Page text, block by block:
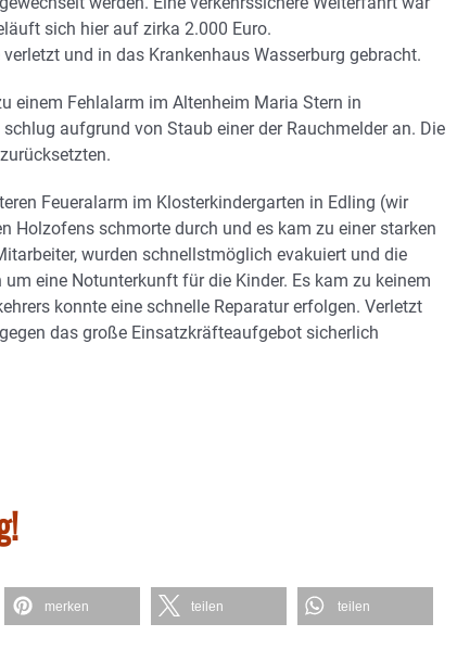
sich hier auf zirka 2.000 Euro.
und in das Krankenhaus Wasserburg gebracht.
einem Fehlalarm im Altenheim Maria Stern in
aufgrund von Staub einer der Rauchmelder an. Die
Feueralarm im Klosterkindergarten in Edling (wir
Holzofens schmorte durch und es kam zu einer starken
wurden schnellstmöglich evakuiert und die
eine Notunterkunft für die Kinder. Es kam zu keinem
konnte eine schnelle Reparatur erfolgen. Verletzt
das große Einsatzkräfteaufgebot sicherlich
merken teilen teilen